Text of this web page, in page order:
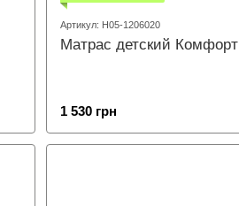
Артикул: Н05-1206020
Матрас детский Комфорт
1 530 грн